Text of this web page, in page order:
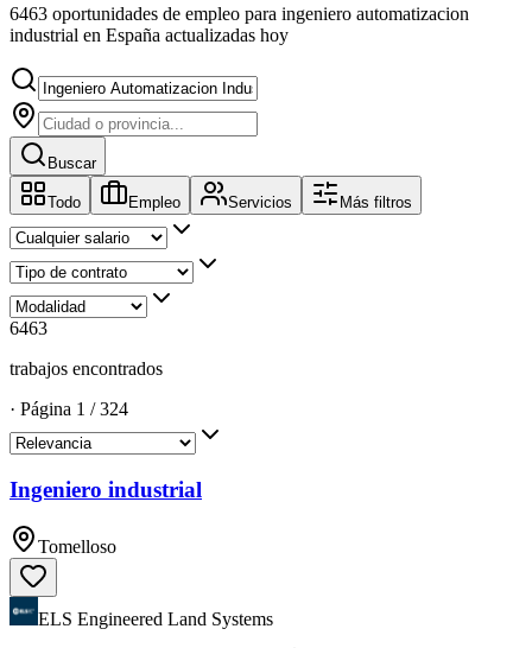
6463 oportunidades de empleo para ingeniero automatizacion
industrial en España actualizadas hoy
Buscar
Todo Empleo Servicios Más filtros
6463
trabajos encontrados
· Página 1 /324
Ingeniero industrial
Tomelloso
ELS Engineered Land Systems